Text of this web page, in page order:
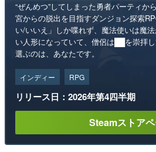
“ぜんめつ”してしまった勇者パーティか
宮からの脱出を目指すダンジョン探索
い/いいえ」しか喋れず、魔法使いは魔
い人形になっていて、僧侶は██を崇拝
選ぶのは、あなたです。
インディー RPG
リリース日：2026年第4四半期
Steamストア